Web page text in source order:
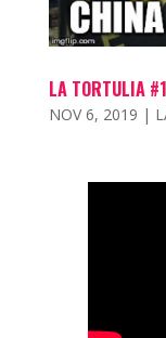
LA TORTULIA
NOV 6, 2019 |